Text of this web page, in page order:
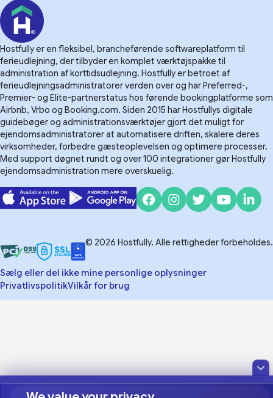
Hostfully er en fleksibel, brancheførende softwareplatform til
ferieudlejning, der tilbyder en komplet værktøjspakke til
administration af korttidsudlejning. Hostfully er betroet af
ferieudlejningsadministratorer verden over og har Preferred-,
Premier- og Elite-partnerstatus hos førende bookingplatforme som
Airbnb, Vrbo og Booking.com. Siden 2015 har Hostfullys digitale
guidebøger og administrationsværktøjer gjort det muligt for
ejendomsadministratorer at automatisere driften, skalere deres
virksomheder, forbedre gæsteoplevelsen og optimere processer.
Med support døgnet rundt og over 100 integrationer gør Hostfully
ejendomsadministration mere overskuelig.
© 2026 Hostfully. Alle rettigheder forbeholdes.
Sælg eller del ikke mine personlige oplysninger
PrivatlivspolitikVilkår for brug